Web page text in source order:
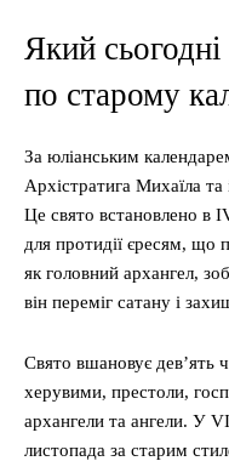
Який
по старому
За юліанським
Архістратига Михаїла
Це свято встановлено в
для протидії єресям, що
як головний архангел,
він переміг сатану і
Свято вшановує дев’ять
херувими, престоли,
архангели та ангели. У
листопада за старим